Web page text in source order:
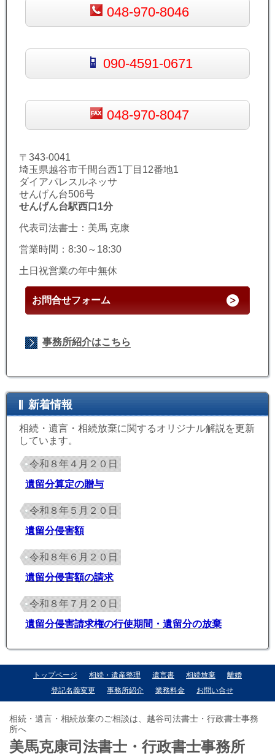
048-970-8046
090-4591-0671
048-970-8047
〒343-0041
埼玉県越谷市千間台西1丁目12番地1
ダイアパレスルネッサ
せんげん台506号
せんげん台駅西口1分
代表司法書士：美馬 克康
営業時間：8:30～18:30
土日祝営業の年中無休
お問合せフォーム
事務所紹介はこちら
新着情報
相続・遺言・相続放棄に関するオリジナル解説を更新
しています。
令和８年４月２０日
遺留分算定の贈与
令和８年５月２０日
遺留分侵害額
令和８年６月２０日
遺留分侵害額の請求
令和８年７月２０日
遺留分侵害請求権の行使期間・遺留分の放棄
トップページ 相続・遺産整理 遺言書 相続放棄
離婚
登記名義変更
事務所紹介 業務料金 お問い合せ
相続・遺言・相続放棄のご相談は、越谷司法書士・行政書士事務
所へ
美馬克康司法書士・行政書士事務所